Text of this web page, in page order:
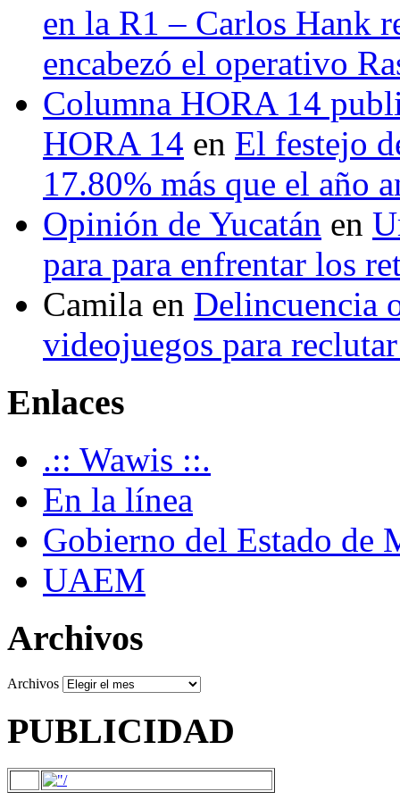
en la R1 – Carlos Hank
encabezó el operativo
Columna HORA 14
HORA 14 en El festejo
17.80% más que el año
Opinión de Yucatán en
para para enfrentar los
Camila en Delincuencia
videojuegos para
Enlaces
.:: Wawis ::.
En la línea
Gobierno del Estado de
UAEM
Archivos
Archivos
PUBLICIDAD